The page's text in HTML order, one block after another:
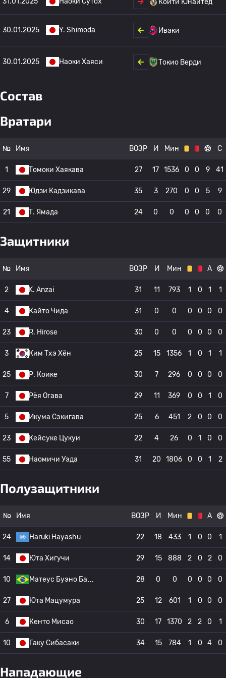
30.01.2025 Y. Shimoda Иваки
30.01.2025 Наоки Хаяси Токио Верди
Состав
Вратари
№ Имя ВОЗР И Мин С
1 Томоки Хаякава 27 17 1536 0 0 9 41
29 Юдзи Кадзикава 35 3 270 0 0 5 9
21 Т. Ямада 24 0 0 0 0 0 0
Защитники
№ Имя ВОЗР И Мин А
2 K. Anzai 31 11 793 1 0 1 1
4 Кайто Чида 31 0 0 0 0 0 0
23 R. Hirose 30 0 0 0 0 0 0
3 Ким Тхэ Хён 25 15 1356 1 0 1 1
25 Р. Коике 30 7 296 0 0 0 0
7 Рёя Огава 29 11 369 0 0 1 0
5 Икума Сэкигава 25 6 451 2 0 0 0
23 Кейсуке Цукуи 22 4 26 0 1 0 0
55 Наомичи Уэда 31 20 1806 0 0 1 2
Полузащитники
№ Имя ВОЗР И Мин А
24 Haruki Hayashu 22 18 433 1 0 0 1
14 Юта Хигучи 29 15 888 2 0 2 0
10 Матеус Буэно Ба 28 0 0 0 0 0 0
27 Юта Мацумура 25 12 601 1 0 0 0
6 Кенто Мисао 30 17 1370 2 2 0 1
10 Гаку Сибасаки 34 15 784 1 0 4 0
Нападающие